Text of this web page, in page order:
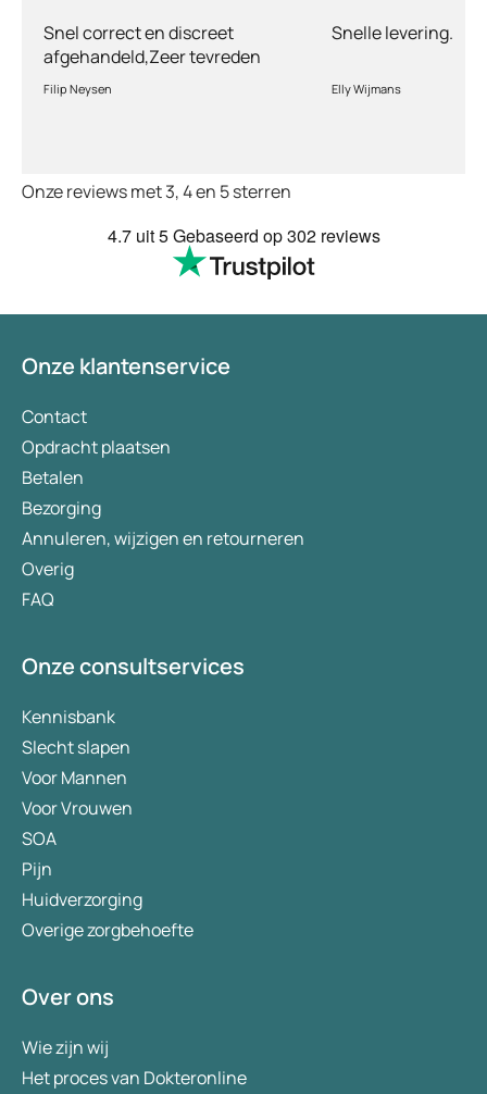
Snel correct en discreet
afgehandeld,Zeer tevreden
met de service en patiënt
vriendelijkheid.Vermoedelijk
Filip Neysen
Snelle levering.
Elly Wijmans
Onze reviews met 3, 4 en 5 sterren
4.7uit 5Gebaseerd op302 reviews
Onze klantenservice
Contact
Opdracht plaatsen
Betalen
Bezorging
Annuleren, wijzigen en retourneren
Overig
FAQ
Onze consultservices
Kennisbank
Slecht slapen
Voor Mannen
Voor Vrouwen
SOA
Pijn
Huidverzorging
Overige zorgbehoefte
Over ons
Wie zijn wij
Het proces van Dokteronline